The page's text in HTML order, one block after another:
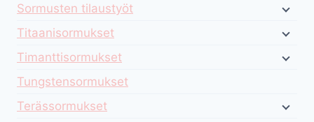
Sormusten tilaustyöt
Titaanisormukset
Timanttisormukset
Tungstensormukset
Terässormukset